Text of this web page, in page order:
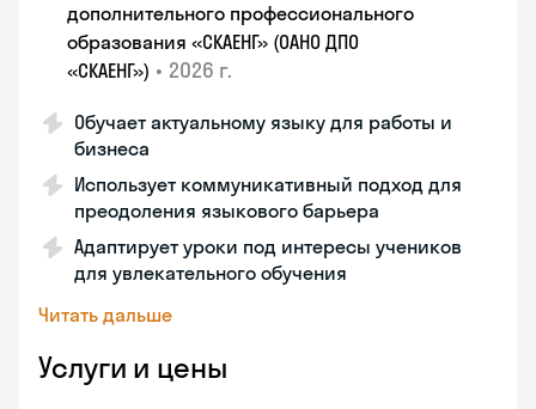
дополнительного профессионального
образования «СКАЕНГ» (ОАНО ДПО
«СКАЕНГ») • 2026 г.
Обучает актуальному языку для работы и
бизнеса
Использует коммуникативный подход для
преодоления языкового барьера
Адаптирует уроки под интересы учеников
для увлекательного обучения
Читать дальше
Услуги и цены